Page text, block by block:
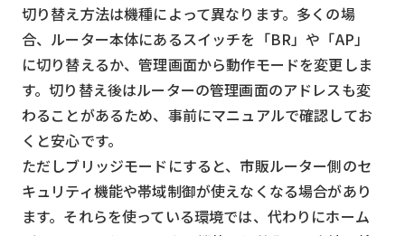
切り替え方法は機種によって異なります。多くの場
合、ルーター本体にあるスイッチを「BR」や「AP」
に切り替えるか、管理画面から動作モードを変更しま
す。切り替え後はルーターの管理画面のアドレスも変
わることがあるため、事前にマニュアルで確認してお
くと安心です。
ただしブリッジモードにすると、市販ルーター側のセ
キュリティ機能や帯域制御が使えなくなる場合があり
ます。それらを使っている環境では、代わりにホーム